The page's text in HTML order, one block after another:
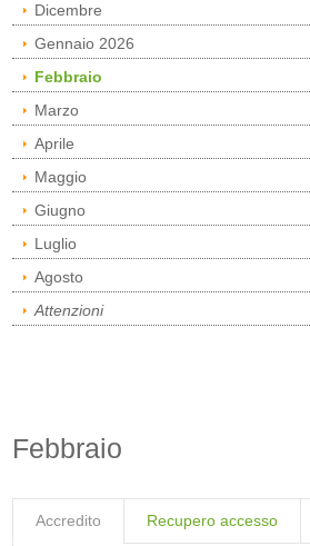
Dicembre
Gennaio 2026
Febbraio
Marzo
Aprile
Maggio
Giugno
Luglio
Agosto
Attenzioni
Febbraio
Accredito Recupero accesso